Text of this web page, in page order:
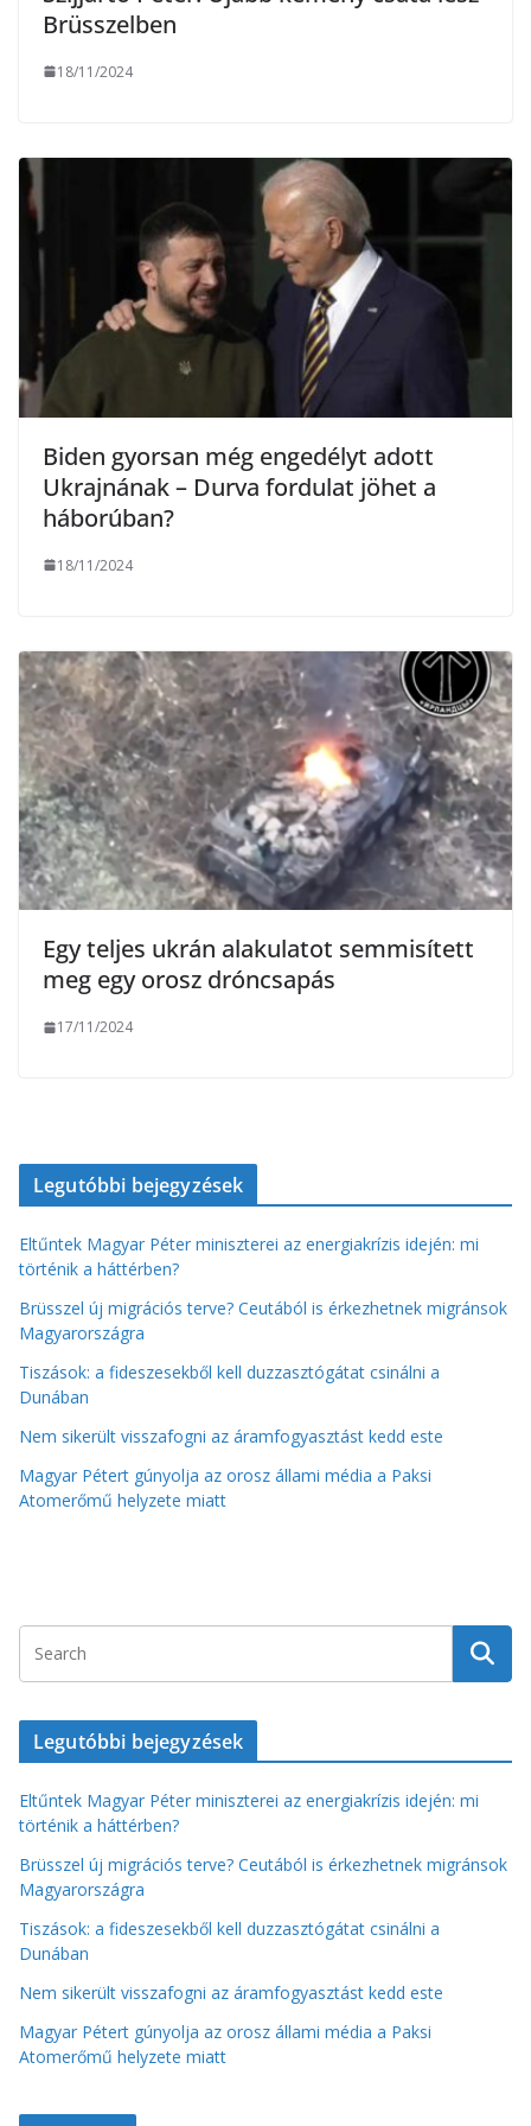
Brüsszelben
18/11/2024
Biden gyorsan még engedélyt adott
Ukrajnának – Durva fordulat jöhet a
háborúban?
18/11/2024
Egy teljes ukrán alakulatot semmisített
meg egy orosz dróncsapás
17/11/2024
Legutóbbi bejegyzések
Eltűntek Magyar Péter miniszterei az energiakrízis idején: mi
történik a háttérben?
Brüsszel új migrációs terve? Ceutából is érkezhetnek migránsok
Magyarországra
Tiszások: a fideszesekből kell duzzasztógátat csinálni a
Dunában
Nem sikerült visszafogni az áramfogyasztást kedd este
Magyar Pétert gúnyolja az orosz állami média a Paksi
Atomerőmű helyzete miatt
Legutóbbi bejegyzések
Eltűntek Magyar Péter miniszterei az energiakrízis idején: mi
történik a háttérben?
Brüsszel új migrációs terve? Ceutából is érkezhetnek migránsok
Magyarországra
Tiszások: a fideszesekből kell duzzasztógátat csinálni a
Dunában
Nem sikerült visszafogni az áramfogyasztást kedd este
Magyar Pétert gúnyolja az orosz állami média a Paksi
Atomerőmű helyzete miatt